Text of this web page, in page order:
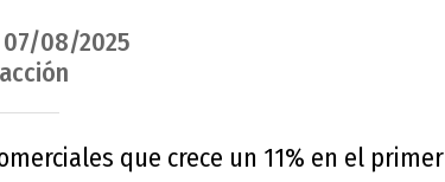
08/2025
que crece un 11% en el primer